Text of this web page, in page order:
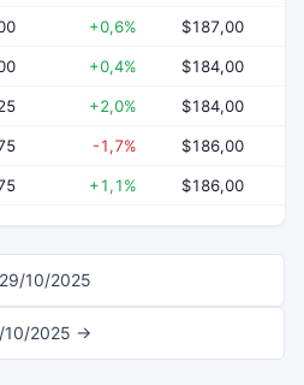
+0,6% $187,00
+0,4% $184,00
+2,0% $184,00
-1,7% $186,00
+1,1% $186,00
10/2025
10/2025 →